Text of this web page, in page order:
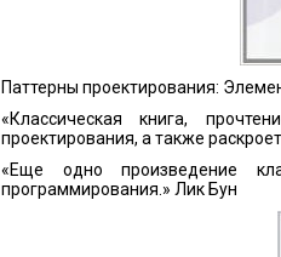
Паттерны проектирования:
«Классическая книга,
проектирования, а также
«Еще одно произведение
программирования.» Лик Бун